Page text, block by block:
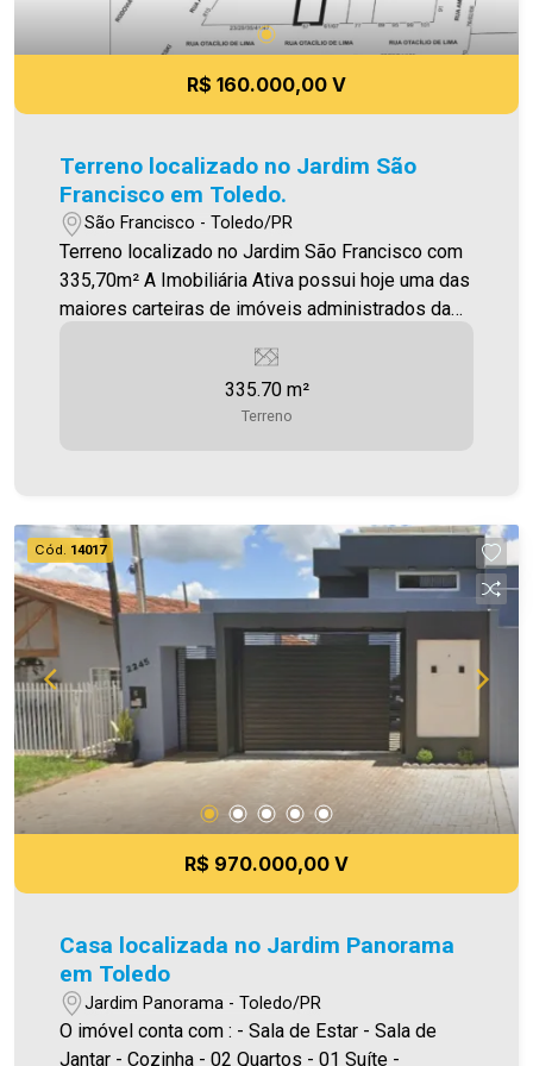
R$ 160.000,00 V
Terreno localizado no Jardim São
Francisco em Toledo.
São Francisco - Toledo/PR
Terreno localizado no Jardim São Francisco com
335,70m² A Imobiliária Ativa possui hoje uma das
maiores carteiras de imóveis administrados da
Fotos meramente ilustrativas
335.70 m²
Terreno
Cód. 14017
R$ 970.000,00 V
Casa localizada no Jardim Panorama
em Toledo
Jardim Panorama - Toledo/PR
O imóvel conta com : - Sala de Estar - Sala de
Jantar - Cozinha - 02 Quartos - 01 Suíte -